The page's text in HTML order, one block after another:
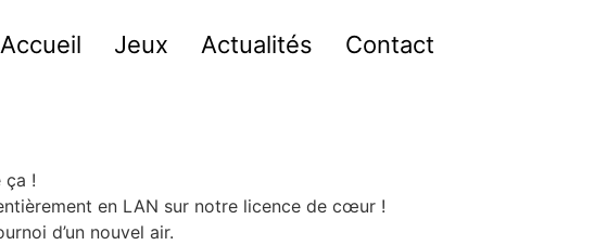
Accueil Jeux Actualités Contact
ça !
en LAN sur notre licence de cœur !
d’un nouvel air.